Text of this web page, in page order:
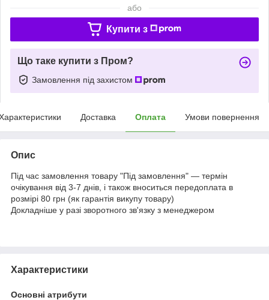
або
Купити з
Що таке купити з Пром?
Замовлення під захистом
Доставка Оплата Умови повернення
Опис
Під час замовлення товару "Під замовлення" — термін
очікування від 3-7 днів, і також вноситься передоплата в
розмірі 80 грн (як гарантія викупу товару)
Докладніше у разі зворотного зв'язку з менеджером
Характеристики
Основні атрибути